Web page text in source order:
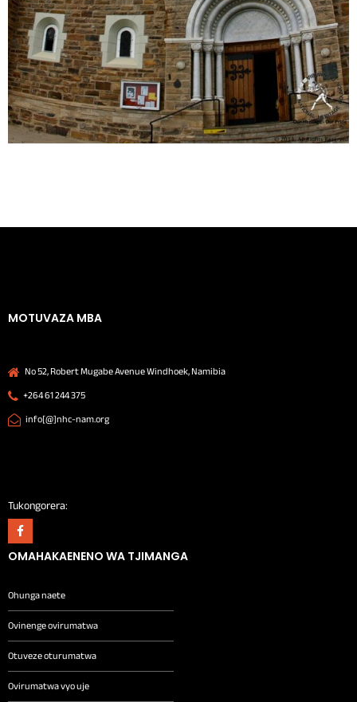
MOTUVAZA MBA
No 52, Robert Mugabe Avenue Windhoek, Namibia
+264 61 244 375
info[@]nhc-nam.org
Tukongorera:
OMAHAKAENENO WA TJIMANGA
Ohunga naete
Ovinenge ovirumatwa
Otuveze oturumatwa
Ovirumatwa vyo uje